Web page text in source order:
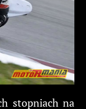
stopniach na